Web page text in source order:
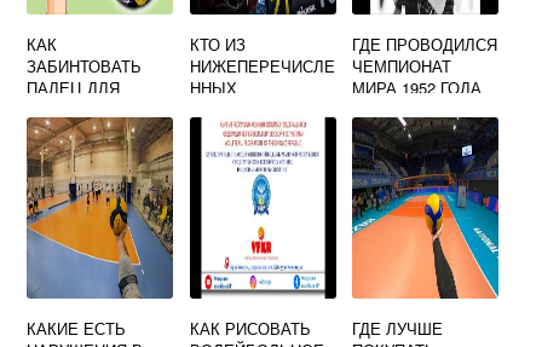
КАК
ЗАБИНТОВАТЬ
ПАЛЕЦ ДЛЯ
КТО ИЗ
НИЖЕПЕРЕЧИСЛЕ
ННЫХ
ФИЗИЧЕСКОЙ
КУЛЬТУРЫ
ЯВЛЯЕТСЯ
РОДОНАЧАЛЬНИК
ОМ ИГРЫ В
ВОЛЕЙБОЛ
ГДЕ ПРОВОДИЛСЯ
ЧЕМПИОНАТ
МИРА 1952 ГОДА
НАШЕЙ СТРАНЕ
КАКИЕ ЕСТЬ
КАК РИСОВАТЬ
ГДЕ ЛУЧШЕ